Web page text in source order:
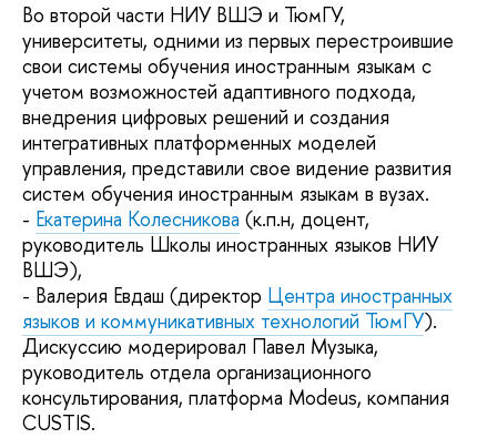
Во второй части НИУ ВШЭ и ТюмГУ,
университеты, одними из первых перестроившие
свои системы обучения иностранным языкам с
учетом возможностей адаптивного подхода,
внедрения цифровых решений и создания
интегративных платформенных моделей
управления, представили свое видение развития
систем обучения иностранным языкам в вузах.
- Екатерина Колесникова (к.п.н, доцент,
руководитель Школы иностранных языков НИУ
ВШЭ),
- Валерия Евдаш (директор Центра иностранных
языков и коммуникативных технологий ТюмГУ).
Дискуссию модерировал Павел Музыка,
руководитель отдела организационного
консультирования, платформа Modeus, компания
CUSTIS.